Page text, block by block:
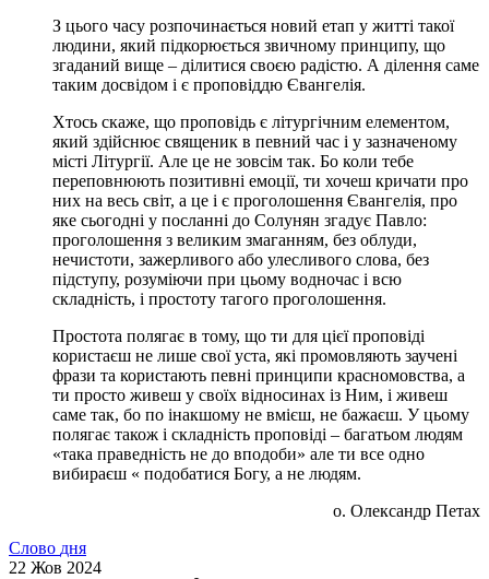
З цього часу розпочинається новий етап у житті такої
людини, який підкорюється звичному принципу, що
згаданий вище – ділитися своєю радістю. А ділення саме
таким досвідом і є проповіддю Євангелія.
Хтось скаже, що проповідь є літургічним елементом,
який здійснює священик в певний час і у зазначеному
місті Літургії. Але це не зовсім так. Бо коли тебе
переповнюють позитивні емоції, ти хочеш кричати про
них на весь світ, а це і є проголошення Євангелія, про
яке сьогодні у посланні до Солунян згадує Павло:
проголошення з великим змаганням, без облуди,
нечистоти, зажерливого або улесливого слова, без
підступу, розуміючи при цьому водночас і всю
складність, і простоту тагого проголошення.
Простота полягає в тому, що ти для цієї проповіді
користаєш не лише свої уста, які промовляють заучені
фрази та користають певні принципи красномовства, а
ти просто живеш у своїх відносинах із Ним, і живеш
саме так, бо по інакшому не вмієш, не бажаєш. У цьому
полягає також і складність проповіді – багатьом людям
«така праведність не до вподоби» але ти все одно
вибираєш « подобатися Богу, а не людям.
о. Олександр Петах
Слово дня
22 Жов 2024